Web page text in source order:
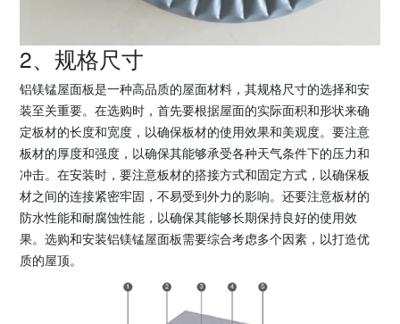
2、规格尺寸
铝镁锰屋面板是一种高品质的屋面材料，其规格尺寸的选择和安
装至关重要。在选购时，首先要根据屋面的实际面积和形状来确
定板材的长度和宽度，以确保板材的使用效果和美观度。要注意
板材的厚度和强度，以确保其能够承受各种天气条件下的压力和
冲击。在安装时，要注意板材的搭接方式和固定方式，以确保板
材之间的连接紧密牢固，不易受到外力的影响。还要注意板材的
防水性能和耐腐蚀性能，以确保其能够长期保持良好的使用效
果。选购和安装铝镁锰屋面板需要综合考虑多个因素，以打造优
质的屋顶。